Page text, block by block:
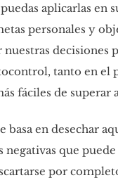
aplicarlas en
personales y
decisiones
tanto en el
fáciles de superar
basa en desechar
que
por